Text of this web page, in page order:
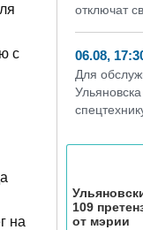
с
на
отключат
06.08,
Для
смена
волны
109
от мэрии